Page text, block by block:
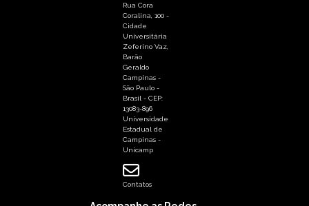
Rua Cora
Coralina, 100 -
Cidade
Universitária
Zeferino Vaz,
Barão
Geraldo
Campinas -
São Paulo -
Brasil - CEP:
13083-896
Universidade
Estadual de
Campinas -
Unicamp
Contatos